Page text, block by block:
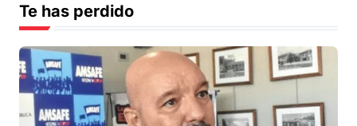
Te has perdido